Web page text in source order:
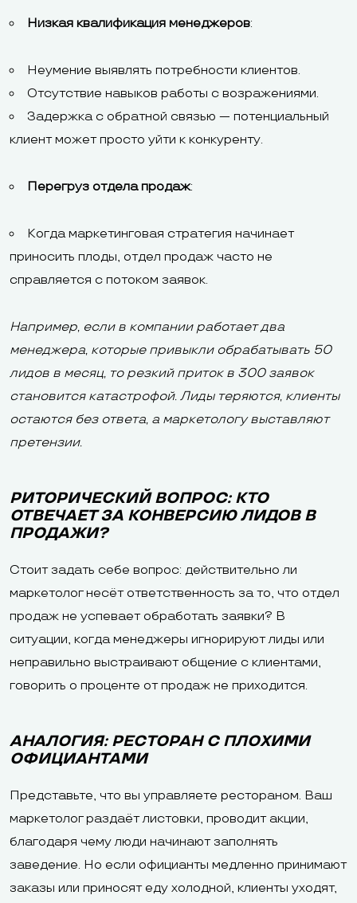
Низкая квалификация менеджеров:
Неумение выявлять потребности клиентов.
Отсутствие навыков работы с возражениями.
Задержка с обратной связью — потенциальный
клиент может просто уйти к конкуренту.
Перегруз отдела продаж:
Когда маркетинговая стратегия начинает
приносить плоды, отдел продаж часто не
справляется с потоком заявок.
Например, если в компании работает два
менеджера, которые привыкли обрабатывать 50
лидов в месяц, то резкий приток в 300 заявок
становится катастрофой. Лиды теряются, клиенты
остаются без ответа, а маркетологу выставляют
претензии.
РИТОРИЧЕСКИЙ ВОПРОС: КТО
ОТВЕЧАЕТ ЗА КОНВЕРСИЮ ЛИДОВ В
ПРОДАЖИ?
Стоит задать себе вопрос: действительно ли
маркетолог несёт ответственность за то, что отдел
продаж не успевает обработать заявки? В
ситуации, когда менеджеры игнорируют лиды или
неправильно выстраивают общение с клиентами,
говорить о проценте от продаж не приходится.
АНАЛОГИЯ: РЕСТОРАН С ПЛОХИМИ
ОФИЦИАНТАМИ
Представьте, что вы управляете рестораном. Ваш
маркетолог раздаёт листовки, проводит акции,
благодаря чему люди начинают заполнять
заведение. Но если официанты медленно принимают
заказы или приносят еду холодной, клиенты уходят,